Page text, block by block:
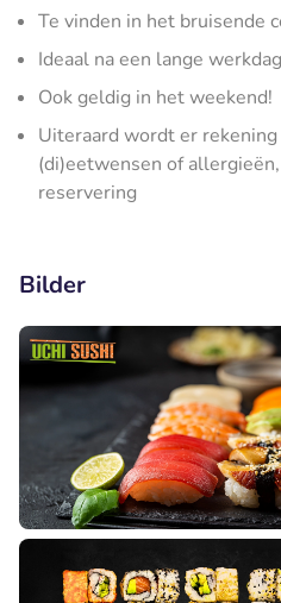
Te vinden in het bruisende
Ideaal na een lange werkdag
Ook geldig in het weekend!
Uiteraard wordt er
(di)eetwensen of
reservering
Bilder